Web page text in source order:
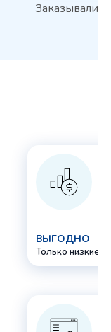
Заказывали
ВЫГОДНО
Только низкие